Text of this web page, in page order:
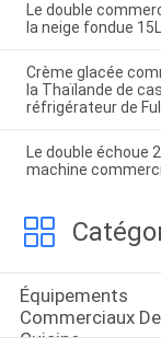
Le double
la neige fondue
Crème glacée
la Thaïlande de
réfrigérateur de
Le double échoue
machine
Équipements
Commerciaux De
Cuisine